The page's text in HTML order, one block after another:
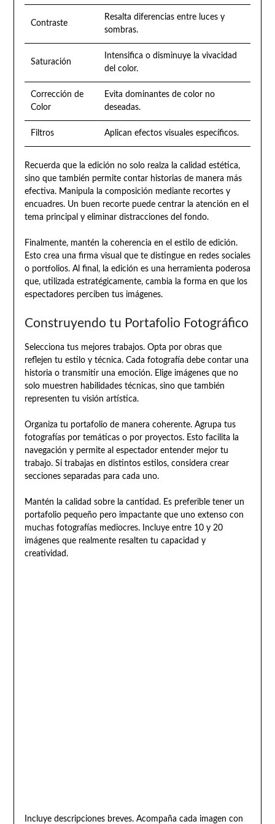
Contraste
Resalta diferencias entre luces y
sombras.
Saturación
Intensifica o disminuye la vivacidad
del color.
Corrección de
Color
Evita dominantes de color no
deseadas.
Filtros Aplican efectos visuales específicos.
Recuerda que la edición no solo realza la calidad estética,
sino que también permite contar historias de manera más
efectiva. Manipula la composición mediante recortes y
encuadres. Un buen recorte puede centrar la atención en el
tema principal y eliminar distracciones del fondo.
Finalmente, mantén la coherencia en el estilo de edición.
Esto crea una firma visual que te distingue en redes sociales
o portfolios. Al final, la edición es una herramienta poderosa
que, utilizada estratégicamente, cambia la forma en que los
espectadores perciben tus imágenes.
Construyendo tu Portafolio Fotográfico
Selecciona tus mejores trabajos. Opta por obras que
reflejen tu estilo y técnica. Cada fotografía debe contar una
historia o transmitir una emoción. Elige imágenes que no
solo muestren habilidades técnicas, sino que también
representen tu visión artística.
Organiza tu portafolio de manera coherente. Agrupa tus
fotografías por temáticas o por proyectos. Esto facilita la
navegación y permite al espectador entender mejor tu
trabajo. Si trabajas en distintos estilos, considera crear
secciones separadas para cada uno.
Mantén la calidad sobre la cantidad. Es preferible tener un
portafolio pequeño pero impactante que uno extenso con
muchas fotografías mediocres. Incluye entre 10 y 20
imágenes que realmente resalten tu capacidad y
creatividad.
Incluye descripciones breves. Acompaña cada imagen con